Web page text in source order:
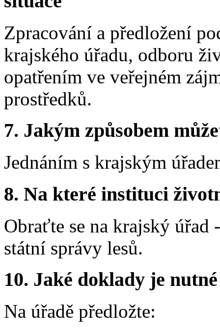
Zpracování a předložení
krajského úřadu, odboru
opatřením ve veřejném
prostředků.
7. Jakým způsobem
Jednáním s krajským
8. Na které instituci
Obraťte se na krajský
státní správy lesů.
10. Jaké doklady je
Na úřadě předložte: